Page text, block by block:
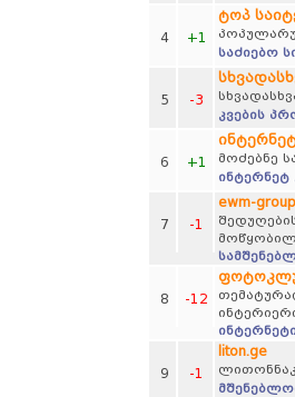
4 +1
ტოპ
საძიებო
5 -3
კვების
6 +1
მოძებნე
7 -1
ewm-group
8 -12
9 -1
liton.ge